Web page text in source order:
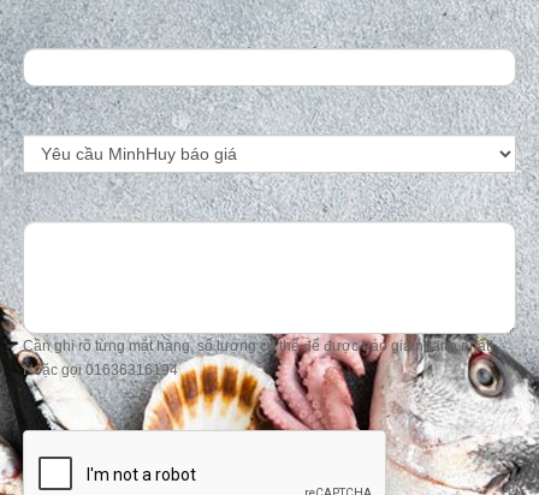
Cần ghi rõ từng mặt hàng, số lượng cụ thể để được báo giá nhanh nhất!
Hoặc gọi 01636316194